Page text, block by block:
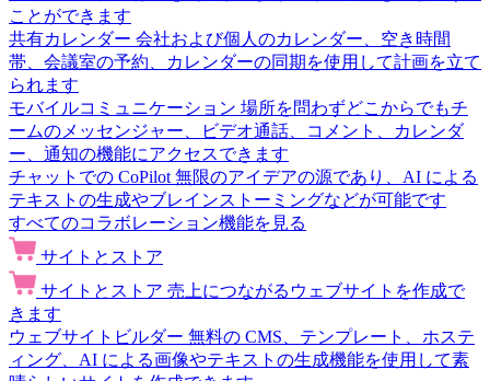
ことができます
共有カレンダー 会社および個人のカレンダー、空き時間
帯、会議室の予約、カレンダーの同期を使用して計画を立て
られます
モバイルコミュニケーション 場所を問わずどこからでもチ
ームのメッセンジャー、ビデオ通話、コメント、カレンダ
ー、通知の機能にアクセスできます
チャットでの CoPilot 無限のアイデアの源であり、AI による
テキストの生成やブレインストーミングなどが可能です
すべてのコラボレーション機能を見る
サイトとストア
サイトとストア 売上につながるウェブサイトを作成で
きます
ウェブサイトビルダー 無料の CMS、テンプレート、ホステ
ィング、AI による画像やテキストの生成機能を使用して素